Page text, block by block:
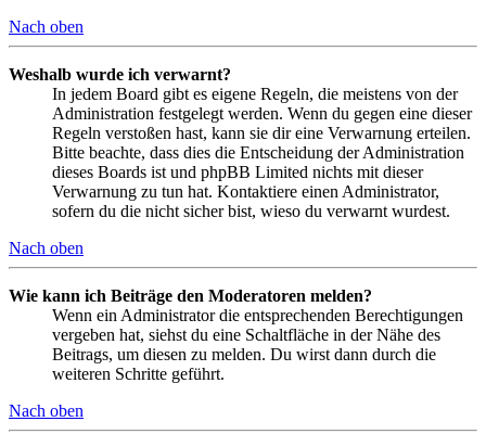
Nach oben
Weshalb wurde ich verwarnt?
In jedem Board gibt es eigene Regeln, die meistens von der
Administration festgelegt werden. Wenn du gegen eine dieser
Regeln verstoßen hast, kann sie dir eine Verwarnung erteilen.
Bitte beachte, dass dies die Entscheidung der Administration
dieses Boards ist und phpBB Limited nichts mit dieser
Verwarnung zu tun hat. Kontaktiere einen Administrator,
sofern du die nicht sicher bist, wieso du verwarnt wurdest.
Nach oben
Wie kann ich Beiträge den Moderatoren melden?
Wenn ein Administrator die entsprechenden Berechtigungen
vergeben hat, siehst du eine Schaltfläche in der Nähe des
Beitrags, um diesen zu melden. Du wirst dann durch die
weiteren Schritte geführt.
Nach oben